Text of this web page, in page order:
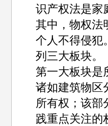
识产权法是家
其中，物权法
个人不得侵犯
列三大板块。
第一大板块是
诸如建筑物区
所有权；该部
践重点关注的